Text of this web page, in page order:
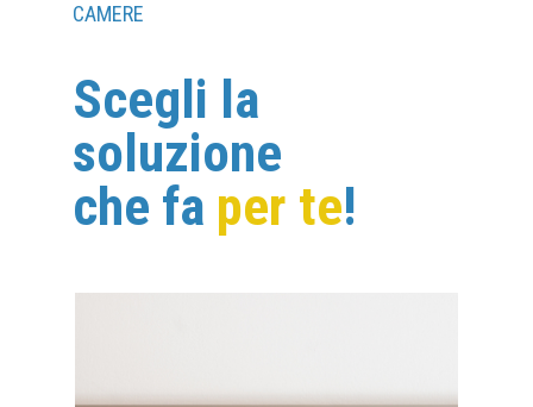
CAMERE
Scegli la
soluzione
che fa per te!